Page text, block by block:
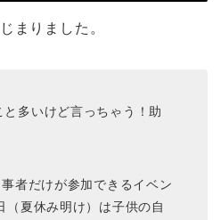
まりました。
と多いけど言っちゃう！助
者だけが参加できるイベン
（夏休み明け）は子供の自